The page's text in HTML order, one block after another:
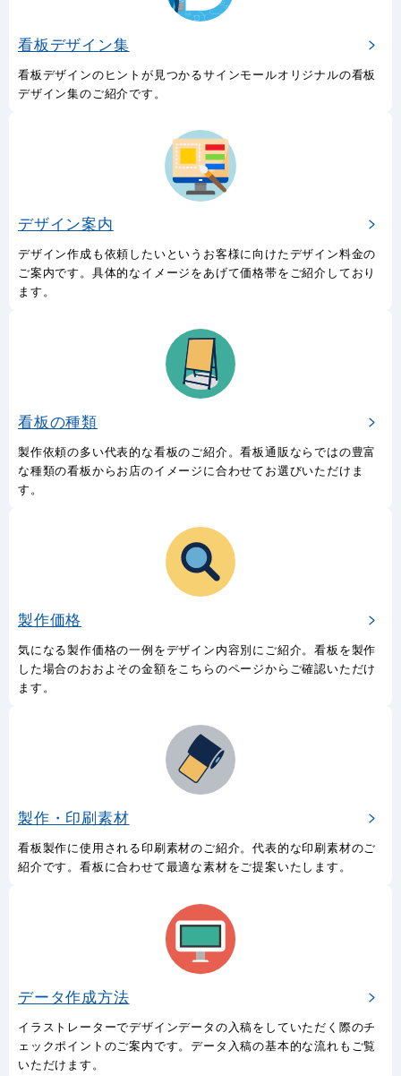
看板デザイン集
看板デザインのヒントが見つかるサインモールオリジナルの看板
デザイン集のご紹介です。
デザイン案内
デザイン作成も依頼したいというお客様に向けたデザイン料金の
ご案内です。具体的なイメージをあげて価格帯をご紹介しており
ます。
看板の種類
製作依頼の多い代表的な看板のご紹介。看板通販ならではの豊富
な種類の看板からお店のイメージに合わせてお選びいただけま
す。
製作価格
気になる製作価格の一例をデザイン内容別にご紹介。看板を製作
した場合のおおよその金額をこちらのページからご確認いただけ
ます。
製作・印刷素材
看板製作に使用される印刷素材のご紹介。代表的な印刷素材のご
紹介です。看板に合わせて最適な素材をご提案いたします。
データ作成方法
イラストレーターでデザインデータの入稿をしていただく際のチ
ェックポイントのご案内です。データ入稿の基本的な流れもご覧
いただけます。